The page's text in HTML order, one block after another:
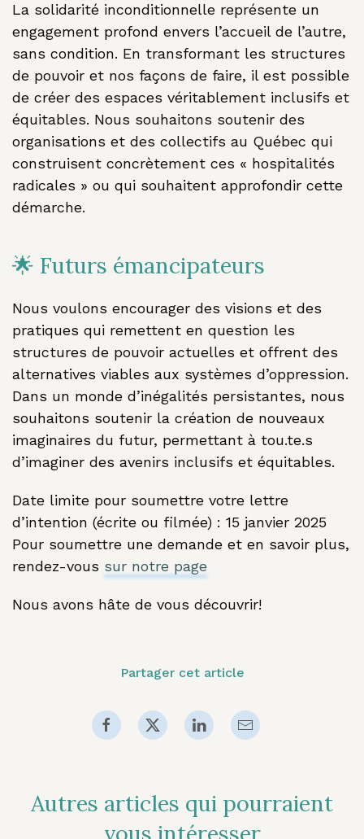
La solidarité inconditionnelle représente un
engagement profond envers l’accueil de l’autre,
sans condition. En transformant les structures
de pouvoir et nos façons de faire, il est possible
de créer des espaces véritablement inclusifs et
équitables. Nous souhaitons soutenir des
organisations et des collectifs au Québec qui
construisent concrètement ces « hospitalités
radicales » ou qui souhaitent approfondir cette
démarche.
🌟 Futurs émancipateurs
Nous voulons encourager des visions et des
pratiques qui remettent en question les
structures de pouvoir actuelles et offrent des
alternatives viables aux systèmes d’oppression.
Dans un monde d’inégalités persistantes, nous
souhaitons soutenir la création de nouveaux
imaginaires du futur, permettant à tou.te.s
d’imaginer des avenirs inclusifs et équitables.
Date limite pour soumettre votre lettre
d’intention (écrite ou filmée) : 15 janvier 2025
Pour soumettre une demande et en savoir plus,
rendez-vous sur notre page
Nous avons hâte de vous découvrir!
Partager cet article
Autres articles qui pourraient
vous intéresser